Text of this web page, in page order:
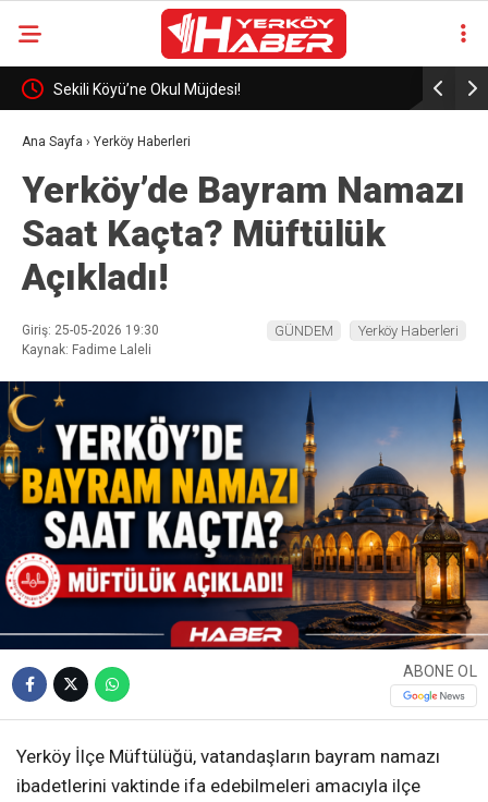
Sekili Köyü’ne Okul Müjdesi! 29 Yıllık
Ana Sayfa › Yerköy Haberleri
Yerköy’de Bayram Namazı
Saat Kaçta? Müftülük
Açıkladı!
Giriş: 25-05-2026 19:30
Kaynak: Fadime Laleli
GÜNDEM Yerköy Haberleri
ABONE OL
Yerköy İlçe Müftülüğü, vatandaşların bayram namazı
ibadetlerini vaktinde ifa edebilmeleri amacıyla ilçe